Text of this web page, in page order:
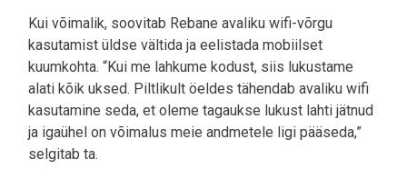
Kui võimalik, soovitab Rebane avaliku wifi-võrgu
kasutamist üldse vältida ja eelistada mobiilset
kuumkohta. “Kui me lahkume kodust, siis lukustame
alati kõik uksed. Piltlikult öeldes tähendab avaliku wifi
kasutamine seda, et oleme tagaukse lukust lahti jätnud
ja igaühel on võimalus meie andmetele ligi pääseda,”
selgitab ta.